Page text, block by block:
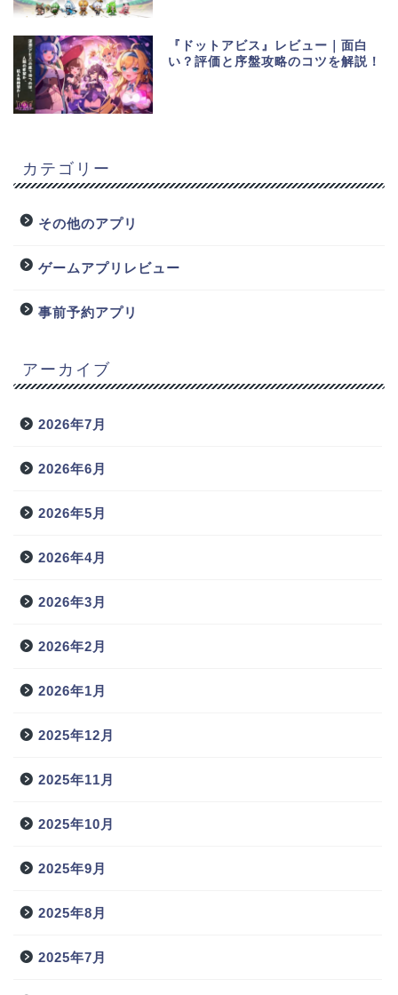
『ドットアビス』レビュー｜面白
い？評価と序盤攻略のコツを解説！
カテゴリー
その他のアプリ
ゲームアプリレビュー
事前予約アプリ
アーカイブ
2026年7月
2026年6月
2026年5月
2026年4月
2026年3月
2026年2月
2026年1月
2025年12月
2025年11月
2025年10月
2025年9月
2025年8月
2025年7月